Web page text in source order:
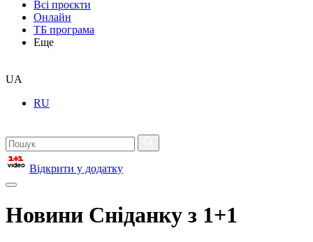
Всі проєкти
Онлайн
ТБ програма
Еще
UA
RU
Відкрити у додатку
Новини Сніданку з 1+1